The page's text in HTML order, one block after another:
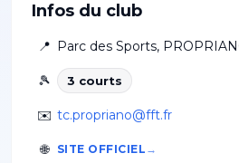
Infos du club
📍 Parc des Sports,
🎾 3 courts
✉️ tc.propriano@fft.fr
🌐 SITE OFFICIEL